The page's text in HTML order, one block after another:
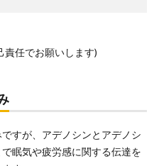
責任でお願いします)
すが、アデノシンとアデノシ
眠気や疲労感に関する伝達を